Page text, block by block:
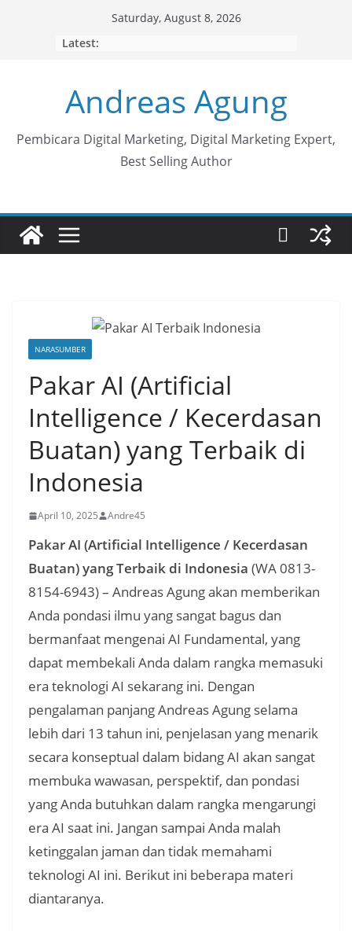
Saturday, August 8, 2026
Latest:
Andreas Agung
Pembicara Digital Marketing, Digital Marketing Expert,
Best Selling Author
NARASUMBER
Pakar AI (Artificial
Intelligence / Kecerdasan
Buatan) yang Terbaik di
Indonesia
April 10, 2025 Andre45
Pakar AI (Artificial Intelligence / Kecerdasan
Buatan) yang Terbaik di Indonesia (WA 0813-
8154-6943) – Andreas Agung akan memberikan
Anda pondasi ilmu yang sangat bagus dan
bermanfaat mengenai AI Fundamental, yang
dapat membekali Anda dalam rangka memasuki
era teknologi AI sekarang ini. Dengan
pengalaman panjang Andreas Agung selama
lebih dari 13 tahun ini, penjelasan yang menarik
secara konseptual dalam bidang AI akan sangat
membuka wawasan, perspektif, dan pondasi
yang Anda butuhkan dalam rangka mengarungi
era AI saat ini. Jangan sampai Anda malah
ketinggalan jaman dan tidak memahami
teknologi AI ini. Berikut ini beberapa materi
diantaranya.